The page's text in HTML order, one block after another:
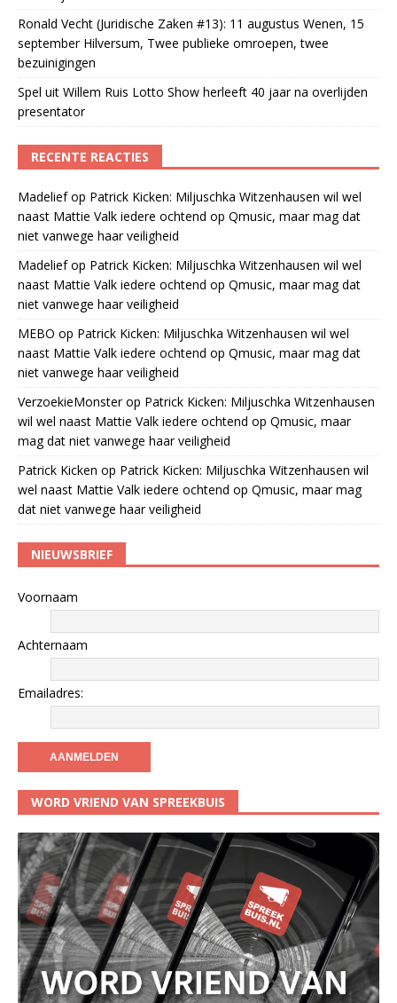
Ronald Vecht (Juridische Zaken #13): 11 augustus Wenen, 15
september Hilversum, Twee publieke omroepen, twee
bezuinigingen
Spel uit Willem Ruis Lotto Show herleeft 40 jaar na overlijden
presentator
RECENTE REACTIES
Madeliefop Patrick Kicken: Miljuschka Witzenhausen wil wel
naast Mattie Valk iedere ochtend op Qmusic, maar mag dat
niet vanwege haar veiligheid
Madeliefop Patrick Kicken: Miljuschka Witzenhausen wil wel
naast Mattie Valk iedere ochtend op Qmusic, maar mag dat
niet vanwege haar veiligheid
MEBO op Patrick Kicken: Miljuschka Witzenhausen wil wel
naast Mattie Valk iedere ochtend op Qmusic, maar mag dat
niet vanwege haar veiligheid
VerzoekieMonsterop Patrick Kicken: Miljuschka Witzenhausen
wil wel naast Mattie Valk iedere ochtend op Qmusic, maar
mag dat niet vanwege haar veiligheid
Patrick Kicken op Patrick Kicken: Miljuschka Witzenhausen wil
wel naast Mattie Valk iedere ochtend op Qmusic, maar mag
dat niet vanwege haar veiligheid
NIEUWSBRIEF
Voornaam
Achternaam
Emailadres:
WORD VRIEND VAN SPREEKBUIS